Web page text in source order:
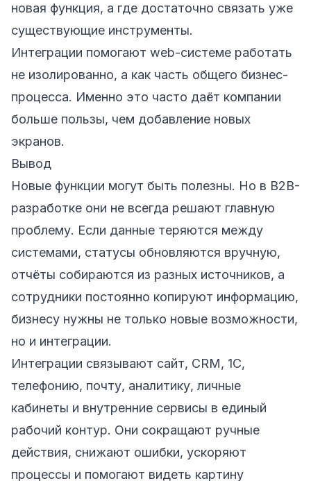
новая функция, а где достаточно связать уже
существующие инструменты.
Интеграции помогают web-системе работать
не изолированно, а как часть общего бизнес-
процесса. Именно это часто даёт компании
больше пользы, чем добавление новых
экранов.
Вывод
Новые функции могут быть полезны. Но в B2B-
разработке они не всегда решают главную
проблему. Если данные теряются между
системами, статусы обновляются вручную,
отчёты собираются из разных источников, а
сотрудники постоянно копируют информацию,
бизнесу нужны не только новые возможности,
но и интеграции.
Интеграции связывают сайт, CRM, 1С,
телефонию, почту, аналитику, личные
кабинеты и внутренние сервисы в единый
рабочий контур. Они сокращают ручные
действия, снижают ошибки, ускоряют
процессы и помогают видеть картину